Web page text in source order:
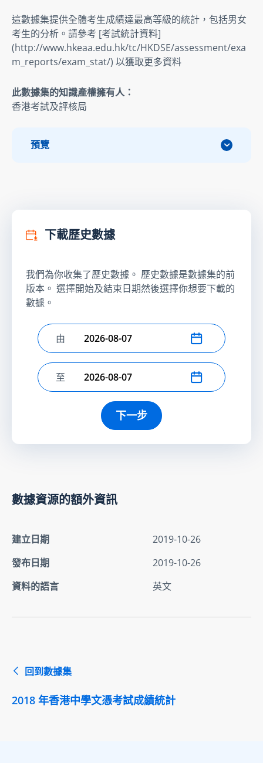
這數據集提供全體考生成績達最高等級的統計，包括男女
考生的分析。請參考 [考試統計資料]
(http://www.hkeaa.edu.hk/tc/HKDSE/assessment/exa
m_reports/exam_stat/) 以獲取更多資料
此數據集的知識產權擁有人：
香港考試及評核局
預覽
下載歷史數據
我們為你收集了歷史數據。 歷史數據是數據集的前
版本。 選擇開始及結束日期然後選擇你想要下載的
數據。
選擇開始日期
由
選擇結束日期
至
下一步
數據資源的額外資訊
建立日期
2019-10-26
發布日期
2019-10-26
資料的語言
英文
回到數據集
2018 年香港中學文憑考試成績統計